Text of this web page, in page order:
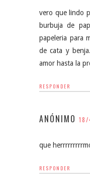
vero que lindo
burbuja de
papeleria para
de cata y
amor hasta la
RESPONDER
ANÓNIMO
que
RESPONDER